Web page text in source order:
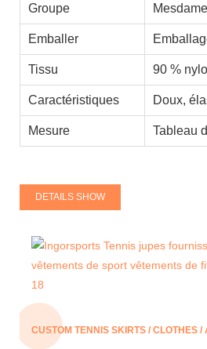
Groupe
Emballer
Tissu 90 %
Caractéristiques Doux,
Mesure Tableau
DETAILS SHOW
CUSTOM TENNIS SKIRTS / CLOTHES /